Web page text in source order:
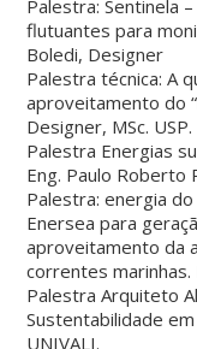
Palestra: Sentinela
flutuantes para
Boledi, Designer
Palestra técnica: A
aproveitamento do
Designer, MSc. USP.
Palestra Energias
Eng. Paulo Roberto
Palestra: energia
Enersea para
aproveitamento da
correntes marinhas.
Palestra Arquiteto
Sustentabilidade
UNIVALI.